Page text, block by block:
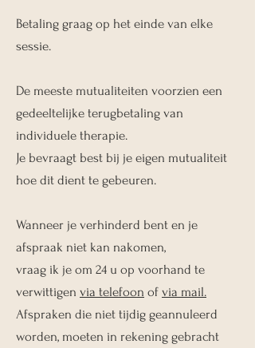
Betaling graag op het einde van elke
sessie.
De meeste mutualiteiten voorzien een
gedeeltelijke terugbetaling van
individuele therapie.
Je bevraagt best bij je eigen mutualiteit
hoe dit dient te gebeuren.
Wanneer je verhinderd bent en je
afspraak niet kan nakomen,
vraag ik je om 24 u op voorhand te
verwittigen via telefoon of via mail.
Afspraken die niet tijdig geannuleerd
worden, moeten in rekening gebracht